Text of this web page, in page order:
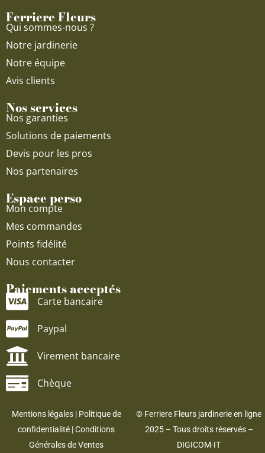
Ferriere Fleurs
Qui sommes-nous ?
Notre jardinerie
Notre équipe
Avis clients
Nos services
Nos garanties
Solutions de paiements
Devis pour les pros
Nos partenaires
Espace perso
Mon compte
Mes commandes
Points fidélité
Nous contacter
Paiements acceptés
Carte bancaire
Paypal
Virement bancaire
Chèque
Mentions légales| Politique de
confidentialité |Conditions
Générales de Ventes
© Ferriere Fleurs jardinerie en ligne
2025 – Tous droits réservés –
DIGICOM-IT